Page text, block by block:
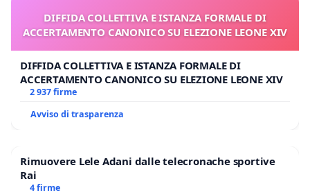
DIFFIDA COLLETTIVA E ISTANZA FORMALE DI
ACCERTAMENTO CANONICO SU ELEZIONE LEONE XIV
DIFFIDA COLLETTIVA E ISTANZA FORMALE DI
ACCERTAMENTO CANONICO SU ELEZIONE LEONE XIV
2 937 firme
Avviso di trasparenza
Rimuovere Lele Adani dalle telecronache sportive
Rai
4 firme